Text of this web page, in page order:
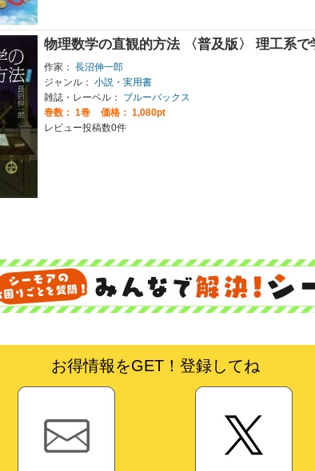
物理数学の直観的方法 〈普及版〉 理工系
作家： 長沼伸一郎
ジャンル： 小説・実用書
雑誌・レーベル：
ブルーバックス
巻数： 1巻
価格： 1,080pt
レビュー投稿数0件
お得情報をGET！登録してね